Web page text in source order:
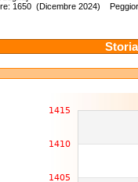
1650 (Dicembre 2024)